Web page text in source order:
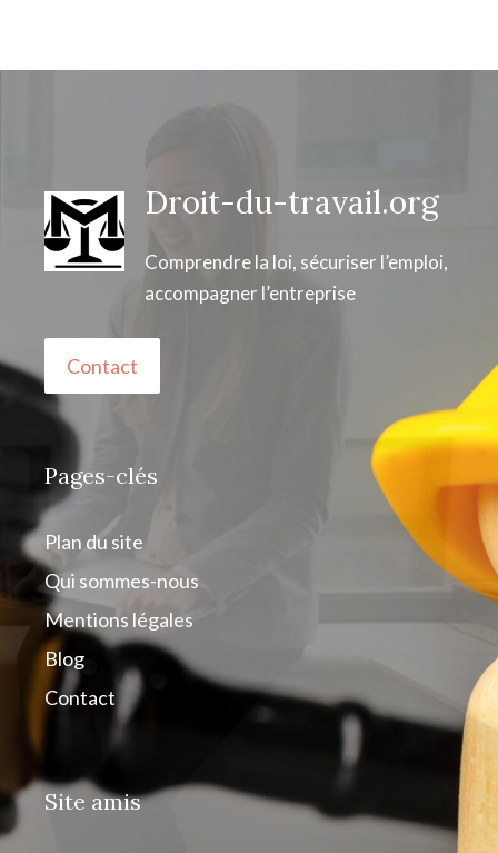
Droit-du-travail.org
Comprendre la loi, sécuriser l’emploi,
accompagner l’entreprise
Contact
Pages-clés
Plan du site
Qui sommes-nous
Mentions légales
Blog
Contact
Site amis